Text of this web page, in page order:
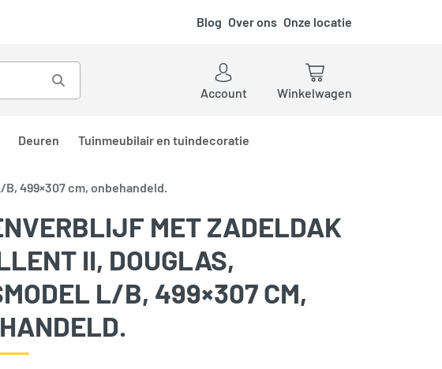
Blog Over ons Onze locatie
Account
Winkelwagen
Deuren Tuinmeubilair en tuindecoratie
499×307 cm, onbehandeld.
MET ZADELDAK
II, DOUGLAS,
L/B, 499×307 CM,